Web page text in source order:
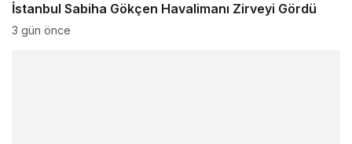
İstanbul Sabiha Gökçen Havalimanı Zirveyi Gördü
3 gün önce